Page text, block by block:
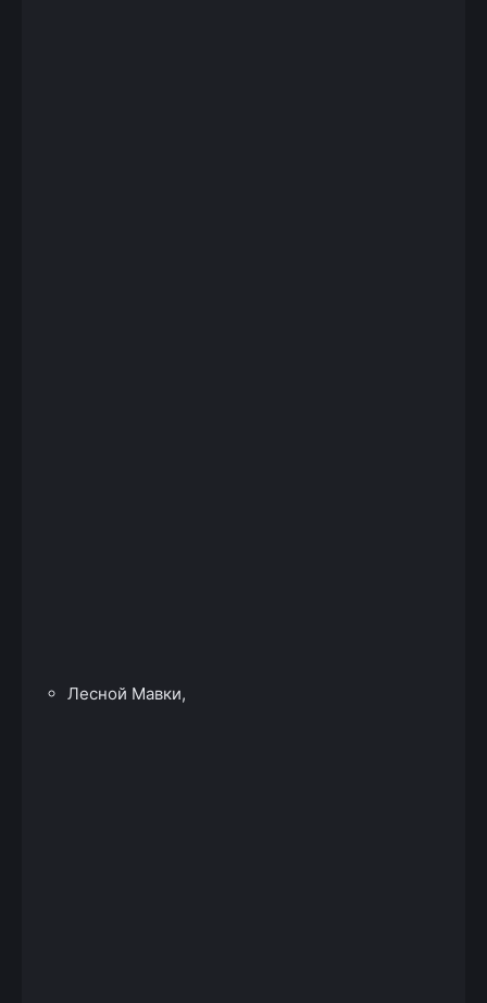
Лесной Мавки,